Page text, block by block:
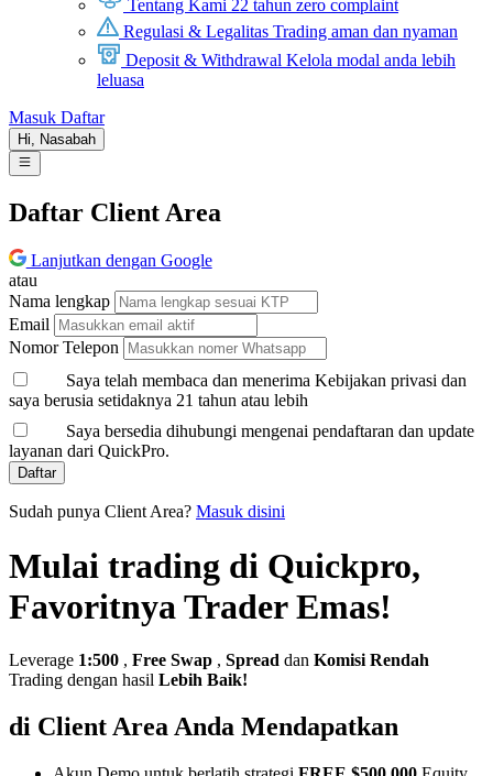
Tentang Kami 22 tahun zero complaint
Regulasi & Legalitas Trading aman dan nyaman
Deposit & Withdrawal Kelola modal anda lebih
leluasa
Masuk Daftar
Hi, Nasabah
Daftar Client Area
Lanjutkan dengan Google
atau
Nama lengkap
Email
Nomor Telepon
Saya telah membaca dan menerima Kebijakan privasi dan
saya berusia setidaknya 21 tahun atau lebih
Saya bersedia dihubungi mengenai pendaftaran dan update
layanan dari QuickPro.
Daftar
Sudah punya Client Area? Masuk disini
Mulai trading di Quickpro,
Favoritnya Trader Emas!
Leverage 1:500 , Free Swap , Spread dan Komisi Rendah
Trading dengan hasil Lebih Baik!
di Client Area Anda Mendapatkan